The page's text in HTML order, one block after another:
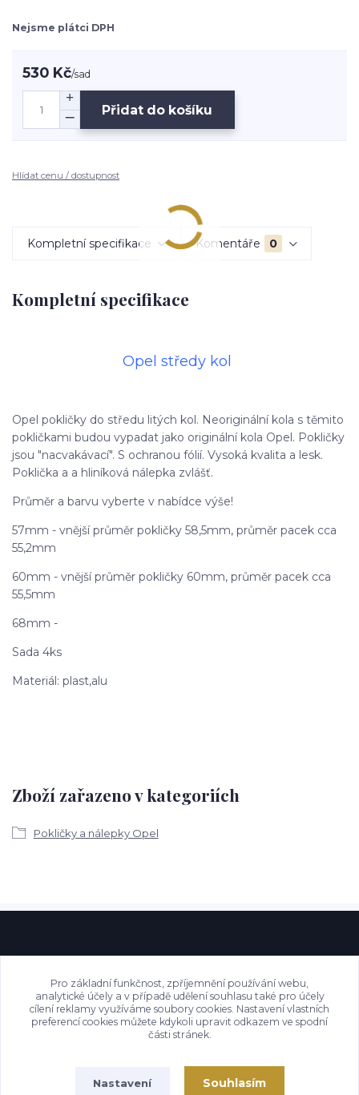
Nejsme plátci DPH
530 Kč/sad
Přidat do košíku
Hlídat cenu / dostupnost
Kompletní specifikace Komentáře 0
Kompletní specifikace
Opel středy kol
Opel pokličky do středu litých kol. Neoriginální kola s těmito
pokličkami budou vypadat jako originální kola Opel. Pokličky
jsou "nacvakávací". S ochranou fólií. Vysoká kvalita a lesk.
Poklička a a hliníková nálepka zvlášť.
Průměr a barvu vyberte v nabídce výše!
57mm - vnější průměr pokličky 58,5mm, průměr pacek cca
55,2mm
60mm - vnější průměr pokličky 60mm, průměr pacek cca
55,5mm
68mm -
Sada 4ks
Materiál: plast,alu
Zboží zařazeno v kategoriích
Pokličky a nálepky Opel
Pro základní funkčnost, zpříjemnění používání webu,
analytické účely a v případě udělení souhlasu také pro účely
cílení reklamy využíváme soubory cookies. Nastavení vlastních
preferencí cookies můžete kdykoli upravit odkazem ve spodní
části stránek.
Nastavení Souhlasím